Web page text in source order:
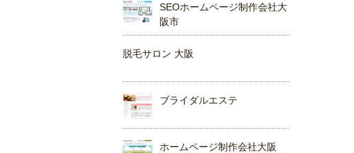
SEOホームページ制作会社大
阪市
脱毛サロン 大阪
ブライダルエステ
ホームページ制作会社大阪